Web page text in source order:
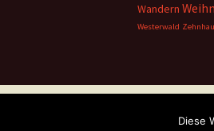
Wandern
Westerwald
Diese